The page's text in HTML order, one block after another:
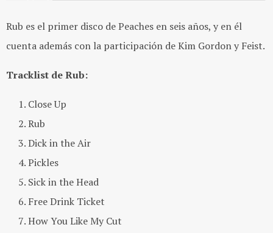
Rub es el primer disco de Peaches en seis años, y en él
cuenta además con la participación de Kim Gordon y Feist.
Tracklist de Rub:
Close Up
Rub
Dick in the Air
Pickles
Sick in the Head
Free Drink Ticket
How You Like My Cut